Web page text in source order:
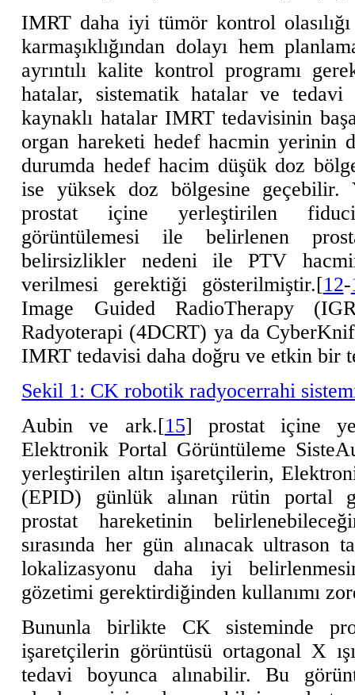
IMRT daha iyi tümör kontrol
karmaşıklığından dolayı hem
ayrıntılı kalite kontrol programı
hatalar, sistematik hatalar ve tedavi
kaynaklı hatalar IMRT tedavisinin
organ hareketi hedef hacmin yerinin
durumda hedef hacim düşük doz
ise yüksek doz bölgesine geçebilir.
prostat içine yerleştirilen
görüntülemesi ile belirlenen
belirsizlikler nedeni ile PTV
verilmesi gerektiği gösterilmiştir.[12-
Image Guided RadioTherapy
Radyoterapi (4DCRT) ya da
IMRT tedavisi daha doğru ve etkin
Sekil 1: CK robotik radyocerrahi
Aubin ve ark.[15] prostat içine
Elektronik Portal Görüntüleme
yerleştirilen altın işaretçilerin,
(EPID) günlük alınan rütin portal
prostat hareketinin
sırasında her gün alınacak ultrason
lokalizasyonu daha iyi
gözetimi gerektirdiğinden kullanımı
Bununla birlikte CK sisteminde
işaretçilerin görüntüsü ortagonal X
tedavi boyunca alınabilir. Bu